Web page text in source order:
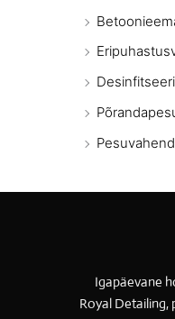
Igapäevane
Royal Detailing,